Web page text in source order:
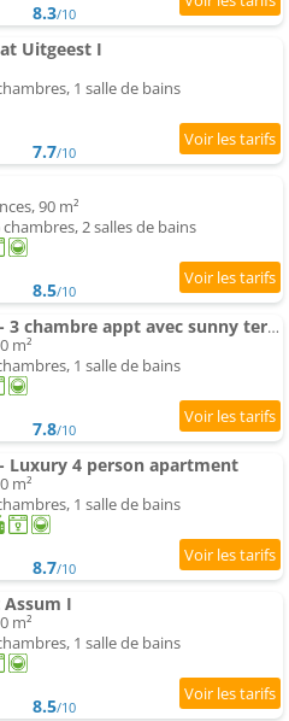
8.3/10
Uitgeest I
1 salle de bains
7.7/10
90 m²
2 salles de bains
8.5/10
Meerzicht 57 - 3 chambre appt avec sunny terrasse
m²
1 salle de bains
7.8/10
Luxury 4 person apartment
m²
1 salle de bains
8.7/10
I
m²
1 salle de bains
8.5/10